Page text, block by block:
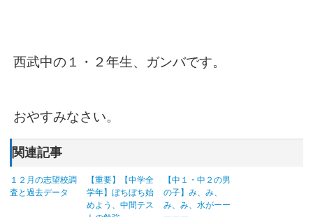
西武中の１・２年生、ガンバです。
おやすみなさい。
関連記事
１２月の志望校調
査と過去データ
【重要】【中学全
学年】ぼちぼち始
めよう、中間テス
【中１・中２の男
の子】み、み、
み、み、水がーー